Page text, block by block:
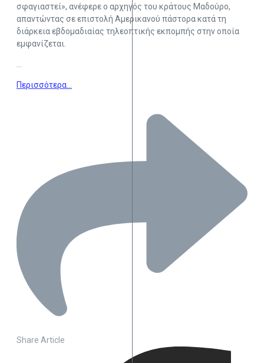
σφαγιαστεί», ανέφερε ο αρχηγός του κράτους Μαδούρο,
απαντώντας σε επιστολή Αμερικανού πάστορα κατά τη
διάρκεια εβδομαδιαίας τηλεοπτικής εκπομπής στην οποία
εμφανίζεται.
…
Περισσότερα…
Share Article